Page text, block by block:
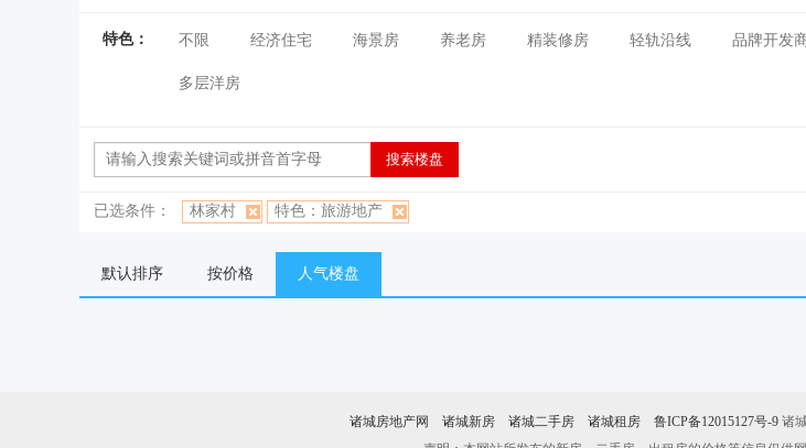
特色： 不限 经济住宅 海景房 养老房 精装修房 轻轨沿线 品牌开发
多层洋房
已选条件： 林家村 特色：旅游地产
默认排序 按价格 人气楼盘
诸城房地产网 诸城新房 诸城二手房 诸城租房 鲁ICP备12015127号-9诸